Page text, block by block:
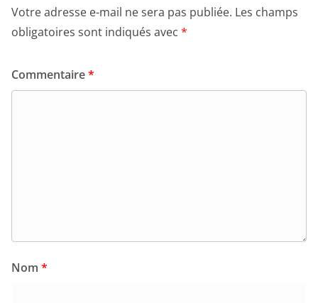
Votre adresse e-mail ne sera pas publiée. Les champs
obligatoires sont indiqués avec *
Commentaire*
Nom *